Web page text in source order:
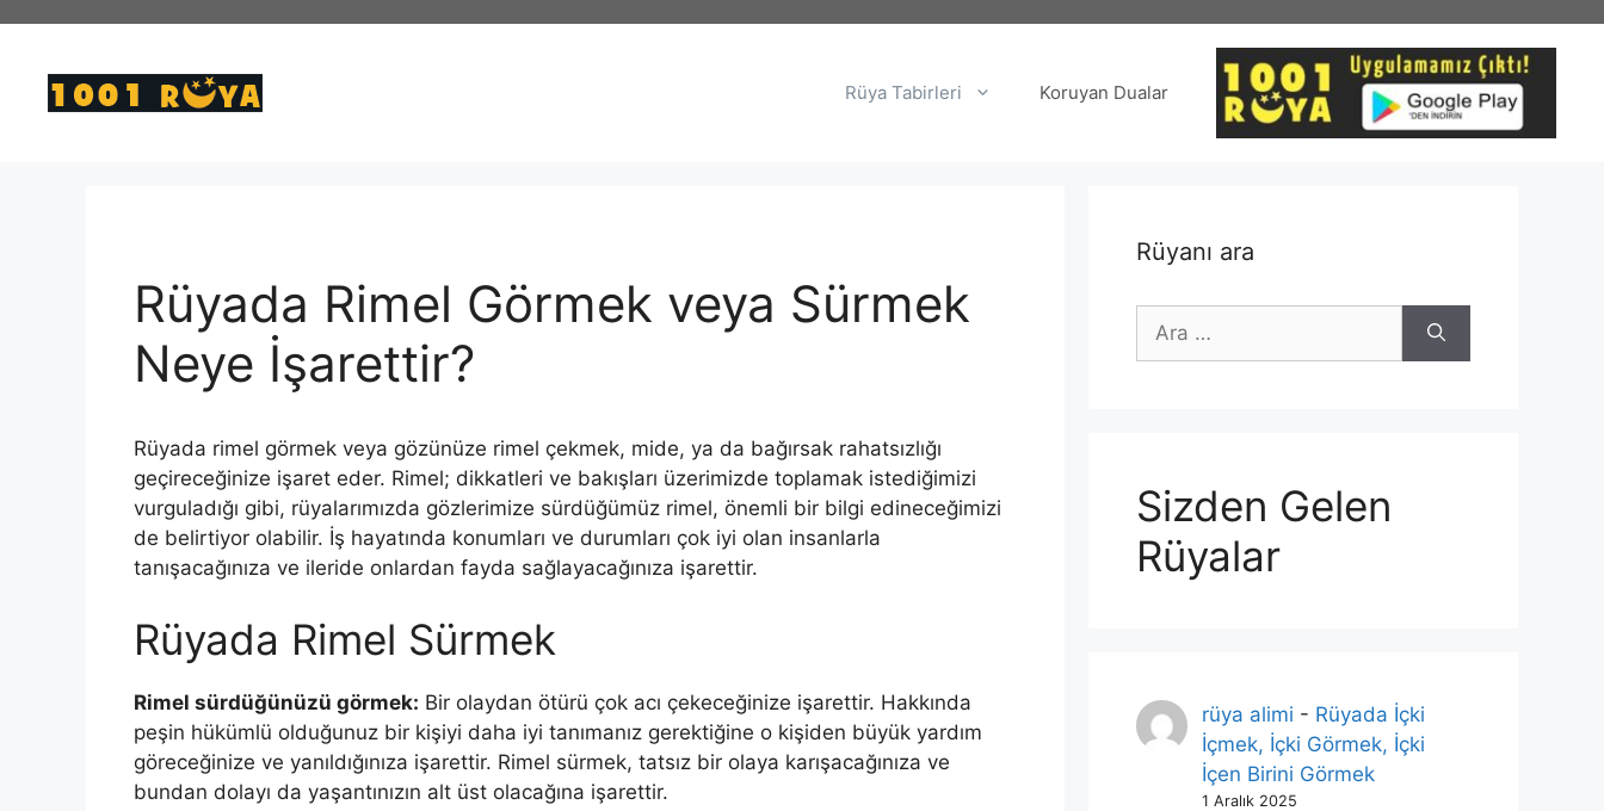
Rüya Tabirleri Koruyan Dualar
Rüyada Rimel Görmek veya Sürmek
Neye İşarettir?
Rüyada rimel görmek veya gözünüze rimel çekmek, mide, ya da bağırsak rahatsızlığı
geçireceğinize işaret eder. Rimel; dikkatleri ve bakışları üzerimizde toplamak istediğimizi
vurguladığı gibi, rüyalarımızda gözlerimize sürdüğümüz rimel, önemli bir bilgi edineceğimizi
de belirtiyor olabilir. İş hayatında konumları ve durumları çok iyi olan insanlarla
tanışacağınıza ve ileride onlardan fayda sağlayacağınıza işarettir.
Rüyada Rimel Sürmek
Rimel sürdü­ğünüzü görmek: Bir olaydan ötürü çok acı çekeceğinize işarettir. Hakkında
peşin hükümlü olduğunuz bir kişiyi daha iyi tanımanız gerektiğine o kişiden büyük yardım
göreceğinize ve yanıldığınıza işarettir. Rimel sürmek, tatsız bir olaya karışacağınıza ve
bundan dolayı da yaşantınızın alt üst olacağına işarettir.
Rüyanı ara
için
Sizden Gelen
Rüyalar
rüya alimi - Rüyada İçki
İçmek, İçki Görmek, İçki
İçen Birini Görmek
1 Aralık 2025